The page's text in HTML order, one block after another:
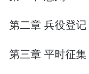
第二章 兵役登记
第三章 平时征集